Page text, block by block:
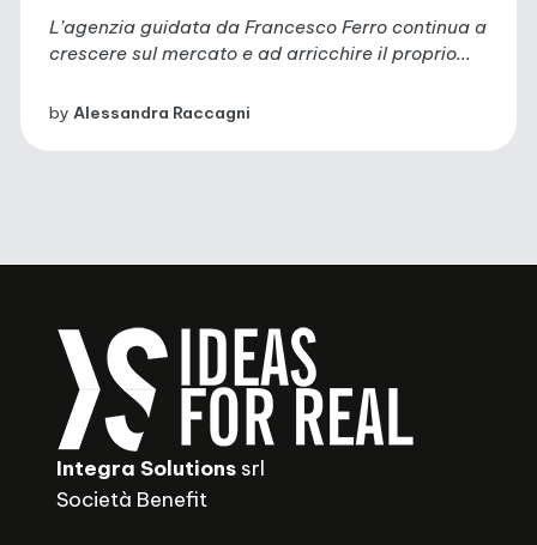
L’agenzia guidata da Francesco Ferro continua a
crescere sul mercato e ad arricchire il proprio...
by Alessandra Raccagni
Integra Solutions srl
Società Benefit